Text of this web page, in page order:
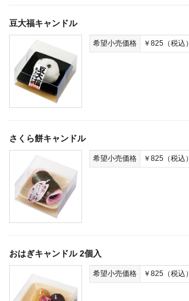
豆大福キャンドル
希望小売価格 ￥825（税込）
さくら餅キャンドル
希望小売価格 ￥825（税込）
おはぎキャンドル 2個入
希望小売価格 ￥825（税込）